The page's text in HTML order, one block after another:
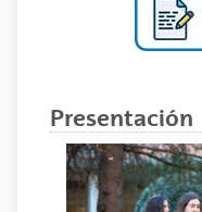
Presentación